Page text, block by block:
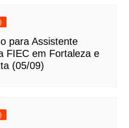
para Assistente
FIEC em Fortaleza e
(05/09)